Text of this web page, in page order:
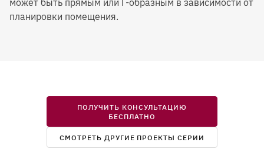
планировки помещения.
ПОЛУЧИТЬ КОНСУЛЬТАЦИЮ
БЕСПЛАТНО
СМОТРЕТЬ ДРУГИЕ ПРОЕКТЫ СЕРИИ